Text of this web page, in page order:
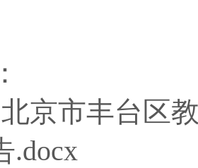
北京市丰台区
.docx